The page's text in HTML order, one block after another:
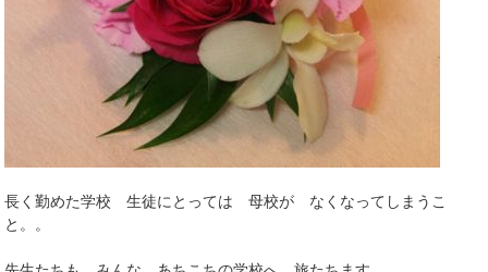
長く勤めた学校 生徒にとっては 母校が なくなってしまうこ
と。。